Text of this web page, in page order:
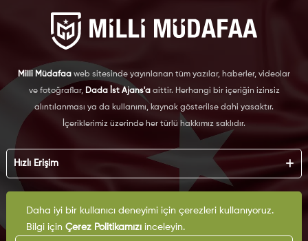
Milli Müdafaa web sitesinde yayınlanan tüm yazılar, haberler, videolar
ve fotoğraflar, Dada İst Ajans'aaittir. Herhangi bir içeriğin izinsiz
alıntılanması ya da kullanımı, kaynak gösterilse dahi yasaktır.
İçeriklerimiz üzerinde her türlü hakkımız saklıdır.
Hızlı Erişim
Künye
Reklam
Kurumsal
Daha iyi bir kullanıcı deneyimi için çerezleri kullanıyoruz.
Bilgi için Çerez Politikamızıinceleyin.